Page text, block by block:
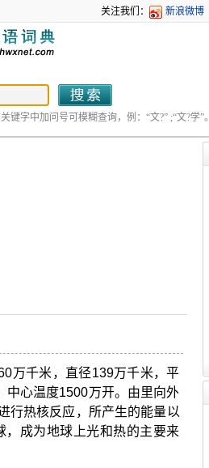
关注我们： 新浪微博
键字中加问号可模糊查询，例：“文?” ;“文?学”。
万千米，直径139万千米，平
中心温度1500万开。由里向外
行热核反应，所产生的能量以
成为地球上光和热的主要来